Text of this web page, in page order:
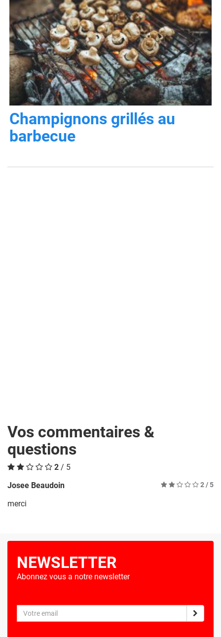
Champignons grillés au
barbecue
Vos commentaires &
questions
2 / 5
Josee Beaudoin
2/ 5
merci
NEWSLETTER
Abonnez vous a notre newsletter